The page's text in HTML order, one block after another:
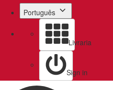
Português
Livraria
Sign in